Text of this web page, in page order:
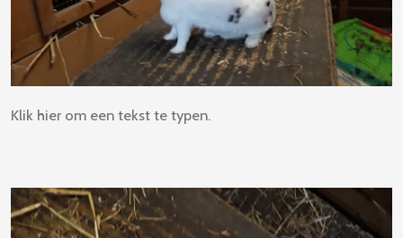
Klik hier om een tekst te typen.